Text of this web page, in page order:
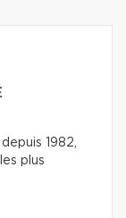
1982,
plus